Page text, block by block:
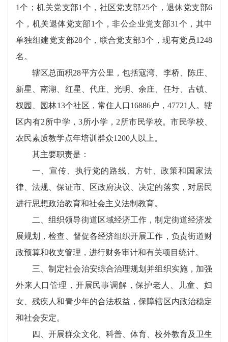
1个；机关党支部1个，社区党支部25个，退休党支部6
个，机关退体党支部1个，非公企业党支部31个，其中
单独组建党支部28个，联合党支部3个，现有党员1248
名。
辖区总面积28平方公里，包括寇湾、李桥、陈庄、
新星、南湖、红星、代庄、光明、余庄、任圩、古镇、
杈园、园林13个社区，常住人口16886户，47721人。辖
区内有2所中学，3所小学，2所市民学校。市民学校、
农民素质教学点年培训群众1200人以上。
其主要职责是：
一、宣传、执行党的路线、方针、政策和国家法
律、法规、保证市、区政府决议、决定的落实，对居民
进行思想政治教育和社会主义法制教育。
二、组织领导街道区域经济工作，制定街道经济发
展规划，检查、督促各经济组织开展工作，负责街道财
政预算和收支管理，进行财务审计和有关项目统计。
三、制定社会治安综合治理规划并组织实施，加强
外来人口管理，开展民事调解，保护老人、儿童、妇
女、残疾人和青少年的合法权益，保障辖区内政治稳定
和社会安定。
四、开展群众文化、科普、体育、校外教育及卫生